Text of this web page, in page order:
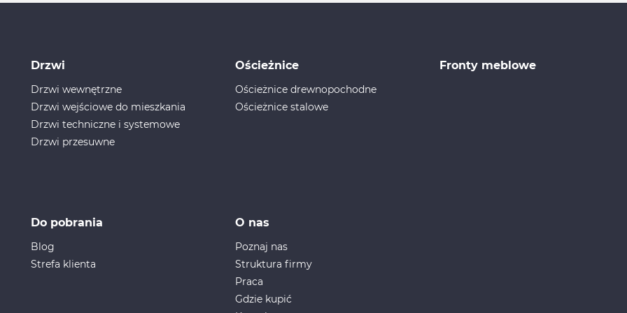
Drzwi
Drzwi wewnętrzne
Drzwi wejściowe do mieszkania
Drzwi techniczne i systemowe
Drzwi przesuwne
Ościeżnice
Ościeżnice drewnopochodne
Ościeżnice stalowe
Fronty meblowe
Do pobrania
Blog
Strefa klienta
O nas
Poznaj nas
Struktura firmy
Praca
Gdzie kupić